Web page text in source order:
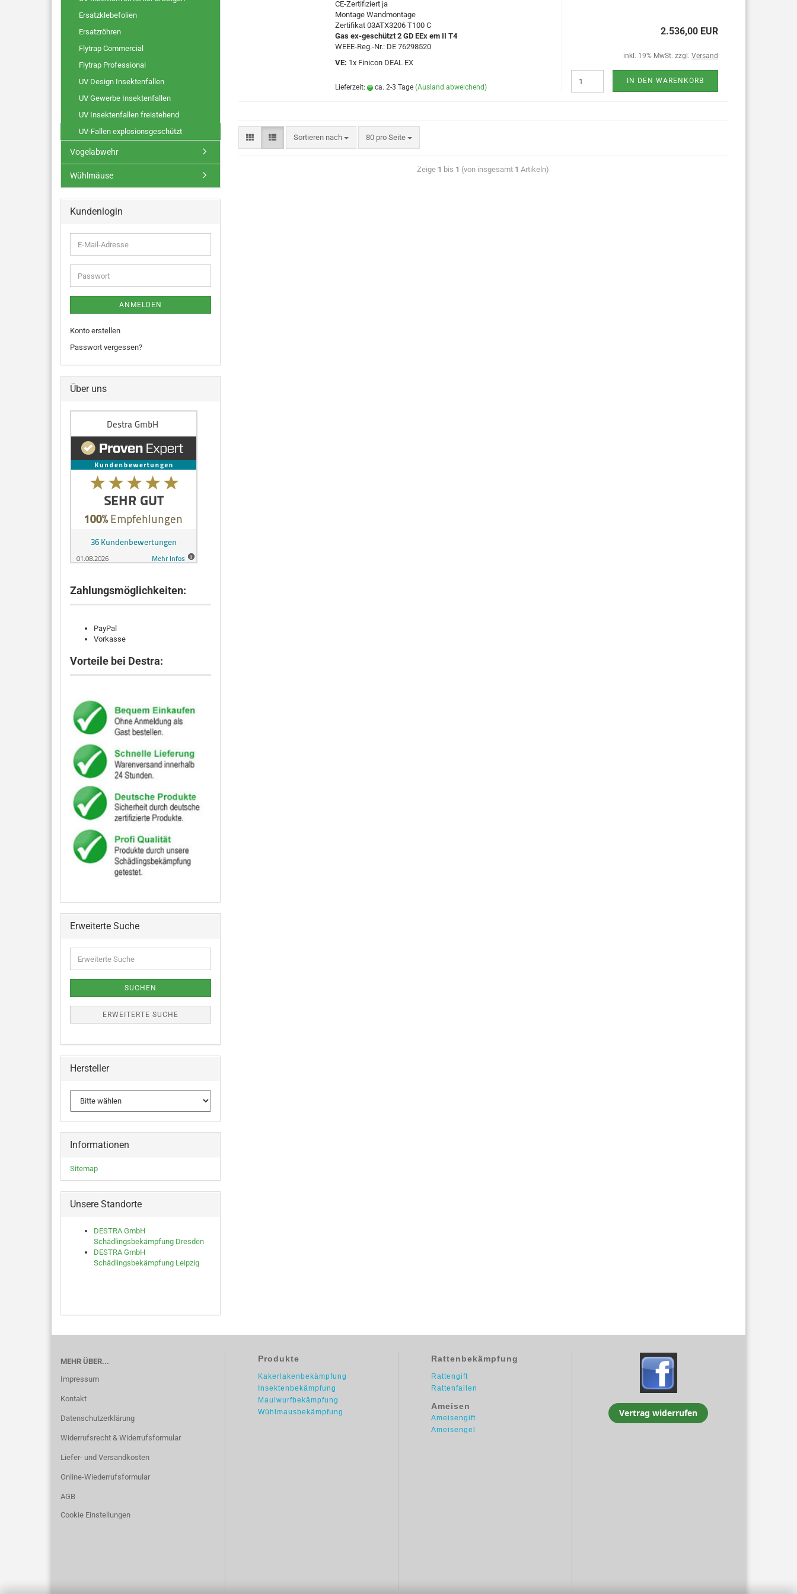
CE-Zertifiziert ja
Montage Wandmontage
Zertifikat 03ATX3206 T100 C
Gas ex-geschützt 2 GD EEx em II T4
WEEE-Reg.-Nr.: DE 76298520
VE: 1x Finicon DEAL EX
Lieferzeit: ca. 2-3 Tage (Ausland abweichend)
2.536,00 EUR
inkl. 19% MwSt. zzgl. Versand
IN DEN WARENKORB
Sortieren nach 80 pro Seite
Zeige 1 bis 1 (von insgesamt 1 Artikeln)
Ersatzklebefolien
Ersatzröhren
Flytrap Commercial
Flytrap Professional
UV Design Insektenfallen
UV Gewerbe Insektenfallen
UV Insektenfallen freistehend
UV-Fallen explosionsgeschützt
Vogelabwehr
Wühlmäuse
Kundenlogin
ANMELDEN
Konto erstellen
Passwort vergessen?
Über uns
Zahlungsmöglichkeiten:
PayPal
Vorkasse
Vorteile bei Destra:
Erweiterte Suche
SUCHEN
ERWEITERTE SUCHE
Hersteller
Informationen
Sitemap
Unsere Standorte
DESTRA GmbH
Schädlingsbekämpfung Dresden
DESTRA GmbH
Schädlingsbekämpfung Leipzig
MEHR ÜBER...
Impressum
Kontakt
Datenschutzerklärung
Widerrufsrecht & Widerrufsformular
Liefer- und Versandkosten
Online-Wiederrufsformular
AGB
Cookie Einstellungen
Produkte
Kakerlakenbekämpfung
Insektenbekämpfung
Maulwurfbekämpfung
Wühlmausbekämpfung
Rattenbekämpfung
Rattengift
Rattenfallen
Ameisen
Ameisengift
Ameisengel
Vertrag widerrufen